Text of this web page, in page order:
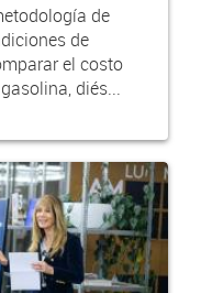
de
de
el costo
diés...